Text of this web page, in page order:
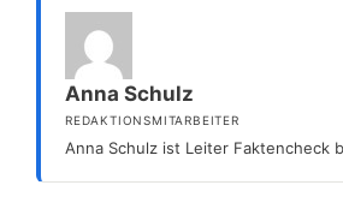
Anna Schulz
REDAKTIONSMITARBEITER
Anna Schulz ist Leiter Faktencheck